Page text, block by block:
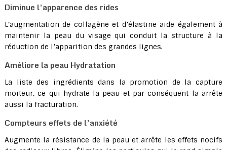
Diminue l’apparence des rides
L’augmentation de collagène et d’élastine aide également à
maintenir la peau du visage qui conduit la structure à la
réduction de l’apparition des grandes lignes.
Améliore la peau Hydratation
La liste des ingrédients dans la promotion de la capture
moiteur, ce qui hydrate la peau et par conséquent la arrête
aussi la fracturation.
Compteurs effets de l’anxiété
Augmente la résistance de la peau et arrête les effets nocifs